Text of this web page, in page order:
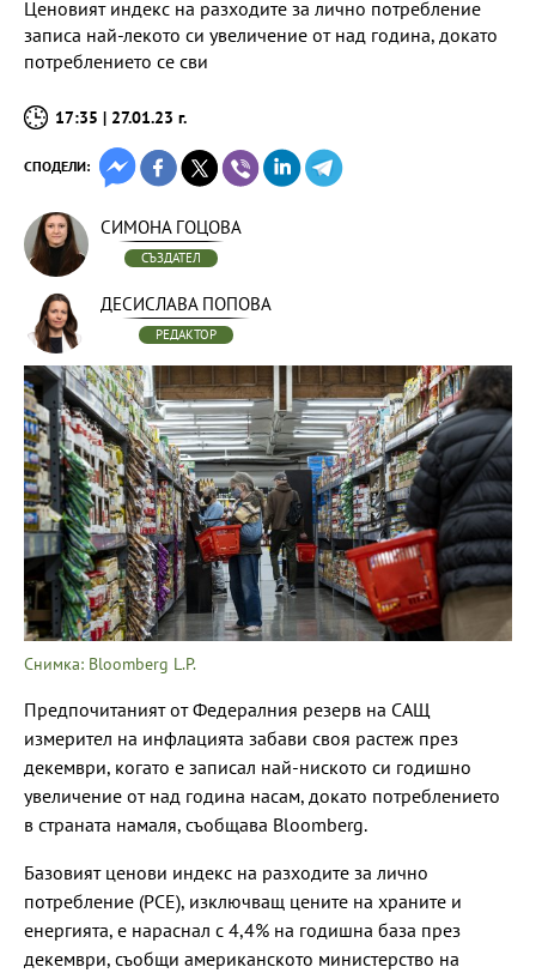
Ценовият индекс на разходите за лично потребление
записа най-лекото си увеличение от над година, докато
потреблението се сви
17:35 | 27.01.23 г.
СПОДЕЛИ:
СИМОНА ГОЦОВА
СЪЗДАТЕЛ
ДЕСИСЛАВА ПОПОВА
РЕДАКТОР
Снимка: Bloomberg L.P.
Предпочитаният от Федералния резерв на САЩ
измерител на инфлацията забави своя растеж през
декември, когато е записал най-ниското си годишно
увеличение от над година насам, докато потреблението
в страната намаля, съобщава Bloomberg.
Базовият ценови индекс на разходите за лично
потребление (PCE), изключващ цените на храните и
енергията, е нараснал с 4,4% на годишна база през
декември, съобщи американското министерство на